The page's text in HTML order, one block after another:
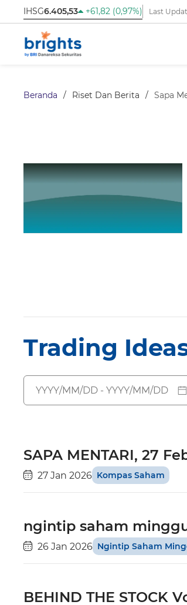
IHSG6.405,53 +61,82 (0,97%) Last
Beranda / Riset Dan Berita / Sapa
Trading
SAPA MENTARI, 27
27 Jan 2026 Kompas Saham
ngintip saham
26 Jan 2026 Ngintip Saham
BEHIND THE STOCK